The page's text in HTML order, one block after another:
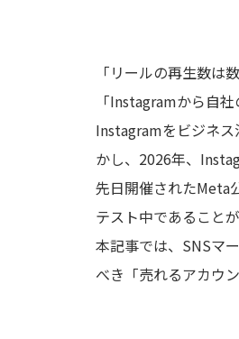
「リールの再生数は
「Instagramから自
Instagramをビジネ
かし、2026年、
先日開催されたMeta
テスト中であること
本記事では、SNSマ
べき「売れるアカウ